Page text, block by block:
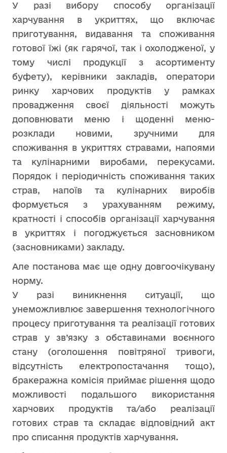
У разі вибору способу організації
харчування в укриттях, що включає
приготування, видавання та споживання
готової їжі (як гарячої, так і охолодженої, у
тому числі продукції з асортименту
буфету), керівники закладів, оператори
ринку харчових продуктів у рамках
провадження своєї діяльності можуть
доповнювати меню і щоденні меню-
розклади новими, зручними для
споживання в укриттях стравами, напоями
та кулінарними виробами, перекусами.
Порядок і періодичність споживання таких
страв, напоїв та кулінарних виробів
формується з урахуванням режиму,
кратності і способів організації харчування
в укриттях і погоджується засновником
(засновниками) закладу.
Але постанова має ще одну довгоочікувану
норму.
У разі виникнення ситуації, що
унеможливлює завершення технологічного
процесу приготування та реалізації готових
страв у зв’язку з обставинами воєнного
стану (оголошення повітряної тривоги,
відсутність електропостачання тощо),
бракеражна комісія приймає рішення щодо
можливості подальшого використання
харчових продуктів та/або реалізації
готових страв та складає відповідний акт
про списання продуктів харчування.